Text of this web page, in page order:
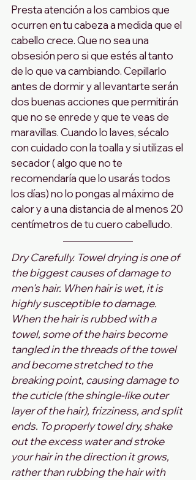
Presta atención a los cambios que
ocurren en tu cabeza a medida que el
cabello crece. Que no sea una
obsesión pero si que estés al tanto
de lo que va cambiando. Cepillarlo
antes de dormir y al levantarte serán
dos buenas acciones que permitirán
que no se enrede y que te veas de
maravillas. Cuando lo laves, sécalo
con cuidado con la toalla y si utilizas el
secador ( algo que no te
recomendaría que lo usarás todos
los días) no lo pongas al máximo de
calor y a una distancia de al menos 20
centímetros de tu cuero cabelludo.
Dry Carefully. Towel drying is one of
the biggest causes of damage to
men's hair. When hair is wet, it is
highly susceptible to damage.
When the hair is rubbed with a
towel, some of the hairs become
tangled in the threads of the towel
and become stretched to the
breaking point, causing damage to
the cuticle (the shingle-like outer
layer of the hair), frizziness, and split
ends. To properly towel dry, shake
out the excess water and stroke
your hair in the direction it grows,
rather than rubbing the hair with